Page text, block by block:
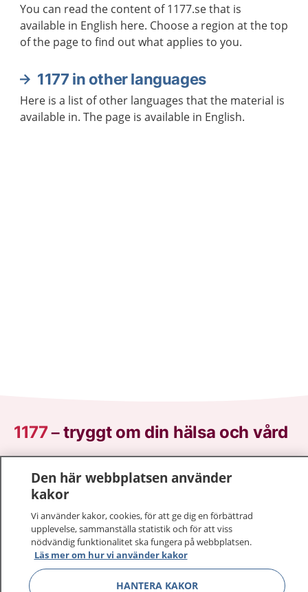
You can read the content of 1177.se that is
available in English here. Choose a region at the top
of the page to find out what applies to you.
1177 in other languages
Here is a list of other languages that the material is
available in. The page is available in English.
1177–tryggt om din hälsa och vård
sjukdomar och vilka mottagningar du kan kontakta.
Logga in för att läsa din journal och göra dina
vårdärenden. Ring telefonnummer 1177 för
sjukvårdsrådgivning dygnet runt.
1177 ger dig råd när du vill må bättre.
Den här webbplatsen använder
kakor
Vi använder kakor, cookies, för att ge dig en förbättrad
upplevelse, sammanställa statistik och för att viss
nödvändig funktionalitet ska fungera på webbplatsen.
Läs mer om hur vi använder kakor
HANTERA KAKOR